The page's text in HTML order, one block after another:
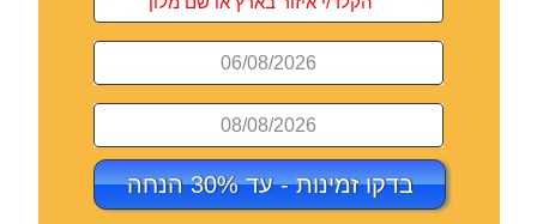
06/08/2026
08/08/2026
בדקו זמינות - עד 30% הנחה